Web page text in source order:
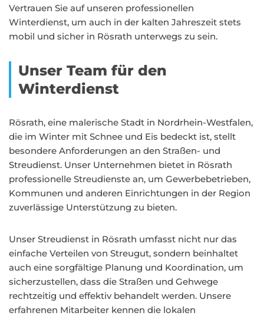
Vertrauen Sie auf unseren professionellen
Winterdienst, um auch in der kalten Jahreszeit stets
mobil und sicher in Rösrath unterwegs zu sein.
Unser Team für den
Winterdienst
Rösrath, eine malerische Stadt in Nordrhein-Westfalen,
die im Winter mit Schnee und Eis bedeckt ist, stellt
besondere Anforderungen an den Straßen- und
Streudienst. Unser Unternehmen bietet in Rösrath
professionelle Streudienste an, um Gewerbebetrieben,
Kommunen und anderen Einrichtungen in der Region
zuverlässige Unterstützung zu bieten.
Unser Streudienst in Rösrath umfasst nicht nur das
einfache Verteilen von Streugut, sondern beinhaltet
auch eine sorgfältige Planung und Koordination, um
sicherzustellen, dass die Straßen und Gehwege
rechtzeitig und effektiv behandelt werden. Unsere
erfahrenen Mitarbeiter kennen die lokalen